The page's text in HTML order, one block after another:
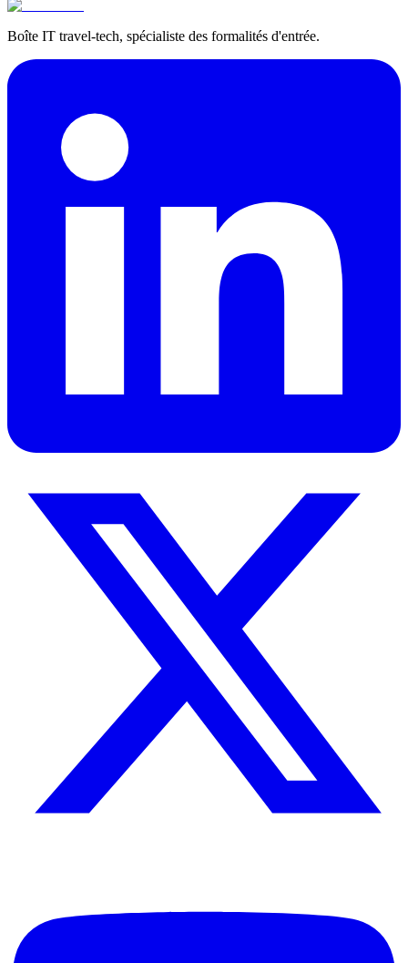
Boîte IT travel-tech, spécialiste des formalités d'entrée.